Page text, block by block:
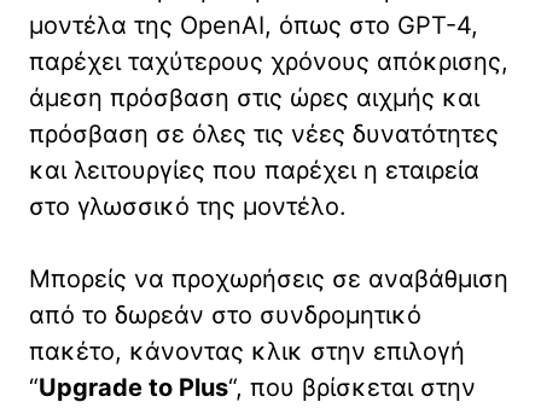
μοντέλα της OpenAI, όπως στο GPT-4,
παρέχει ταχύτερους χρόνους απόκρισης,
άμεση πρόσβαση στις ώρες αιχμής και
πρόσβαση σε όλες τις νέες δυνατότητες
και λειτουργίες που παρέχει η εταιρεία
στο γλωσσικό της μοντέλο.
Μπορείς να προχωρήσεις σε αναβάθμιση
από το δωρεάν στο συνδρομητικό
πακέτο, κάνοντας κλικ στην επιλογή
“Upgrade to Plus“, που βρίσκεται στην